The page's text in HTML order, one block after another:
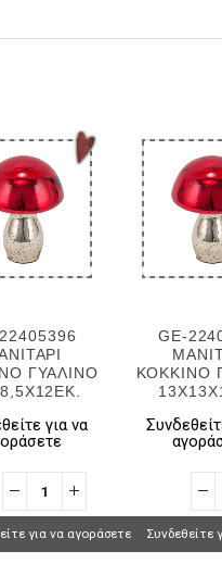
ΓΥΑΛΙΝΟ
για να
για να αγοράσετε
GE-
ΚΟΚΚΙΝΟ
Συνδεθείτε